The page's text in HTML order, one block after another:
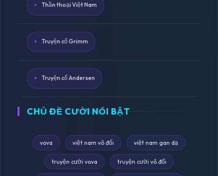
Thần thoại Việt Nam
Truyện cổ Grimm
Truyện cổ Andersen
CHỦ ĐỀ CƯỜI NỔI BẬT
vova việt nam vô đối việt nam gan dạ
truyện cười vova truyện cười vô đối